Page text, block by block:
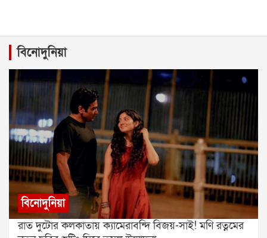
বিনোদুনিয়া
বিনোদুনিয়া
রাত দুটোর কলকাতায় ক্যামেরাবন্দি বিজয়-সাই! মণি রত্নমের